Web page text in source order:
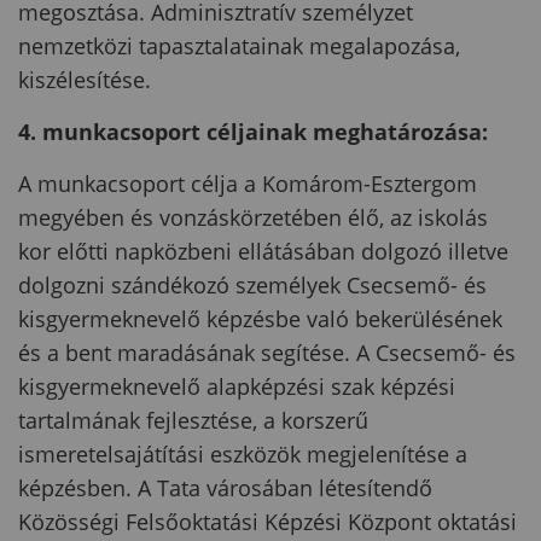
megosztása. Adminisztratív személyzet
nemzetközi tapasztalatainak megalapozása,
kiszélesítése.
4. munkacsoport céljainak meghatározása:
A munkacsoport célja a Komárom-Esztergom
megyében és vonzáskörzetében élő, az iskolás
kor előtti napközbeni ellátásában dolgozó illetve
dolgozni szándékozó személyek Csecsemő- és
kisgyermeknevelő képzésbe való bekerülésének
és a bent maradásának segítése. A Csecsemő- és
kisgyermeknevelő alapképzési szak képzési
tartalmának fejlesztése, a korszerű
ismeretelsajátítási eszközök megjelenítése a
képzésben. A Tata városában létesítendő
Közösségi Felsőoktatási Képzési Központ oktatási